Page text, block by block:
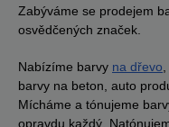
Zabýváme se prodejem
osvědčených značek.
Nabízíme barvy na dřevo
barvy na beton, auto
Mícháme a tónujeme
opravdu každý.